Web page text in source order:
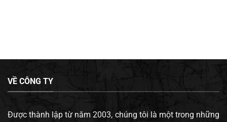
VỀ CÔNG TY
Được thành lập từ năm 2003, chúng tôi là một trong những